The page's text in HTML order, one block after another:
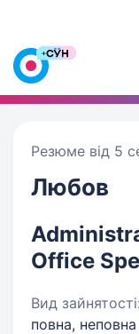
Резюме від 5
Любов
Office
Вид зайнятості:
повна, неповна